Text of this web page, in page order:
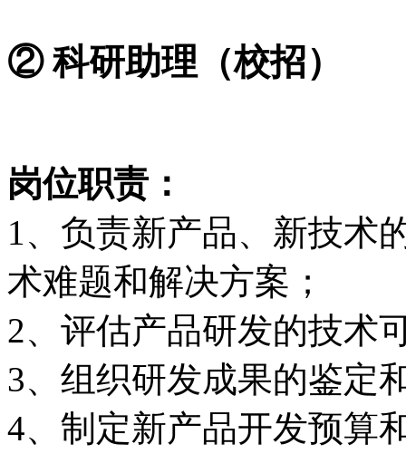
② 科研助理（校招）
岗位职责：
1、负责新产品、新技术
术难题和解决方案；
2、评估产品研发的技术
3、组织研发成果的鉴定
4、制定新产品开发预算